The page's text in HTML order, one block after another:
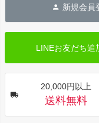
新規会員
LINEお友だち追
20,000円以上
送料無料